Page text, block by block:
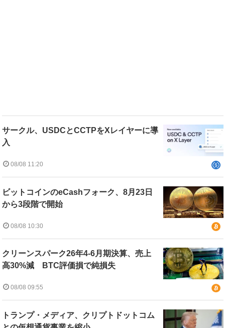
サークル、USDCとCCTPをXレイヤーに導
入
08/08 11:20
ビットコインのeCashフォーク、8月23日
から3段階で開始
08/08 10:30
クリーンスパーク26年4-6月期決算、売上
高30%減 BTC評価損で純損失
08/08 09:55
トランプ・メディア、クリプトドットコム